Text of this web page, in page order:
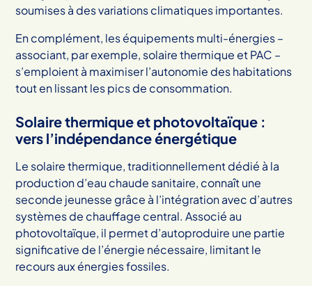
soumises à des variations climatiques importantes.
En complément, les équipements multi-énergies –
associant, par exemple, solaire thermique et PAC –
s’emploient à maximiser l’autonomie des habitations
tout en lissant les pics de consommation.
Solaire thermique et photovoltaïque :
vers l’indépendance énergétique
Le solaire thermique, traditionnellement dédié à la
production d’eau chaude sanitaire, connaît une
seconde jeunesse grâce à l’intégration avec d’autres
systèmes de chauffage central. Associé au
photovoltaïque, il permet d’autoproduire une partie
significative de l’énergie nécessaire, limitant le
recours aux énergies fossiles.